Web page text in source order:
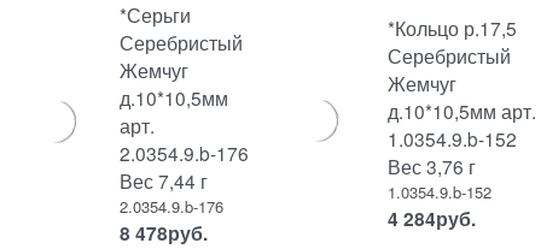
*Серьги
Серебристый
Жемчуг
д.10*10,5мм
арт.
2.0354.9.b-176
Вес 7,44 г
2.0354.9.b-176
8 478руб.
*Кольцо р.17,5
Серебристый
Жемчуг
д.10*10,5мм арт.
1.0354.9.b-152
Вес 3,76 г
1.0354.9.b-152
4 284руб.